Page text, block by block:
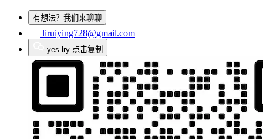
有想法？我们来聊聊
liruiying728@gmail.com
yes-lry 点击复制